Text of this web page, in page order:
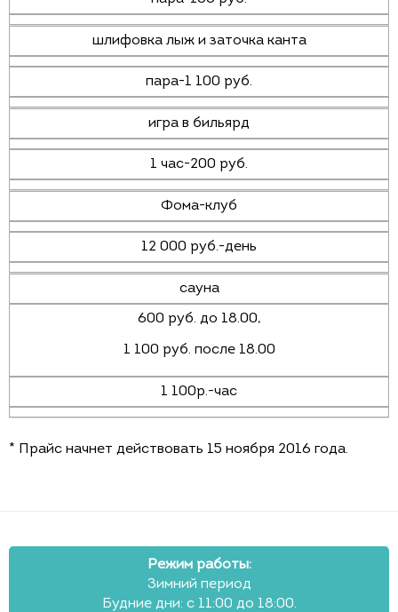
шлифовка лыж и заточка канта
пара-1 100 руб.
игра в бильярд
1 час-200 руб.
Фома-клуб
12 000 руб.-день
сауна
600 руб. до 18.00,
1 100 руб. после 18.00
1 100р.-час
* Прайс начнет действовать 15 ноября 2016 года.
Режим работы:
Зимний период
Будние дни: с 11:00 до 18:00.